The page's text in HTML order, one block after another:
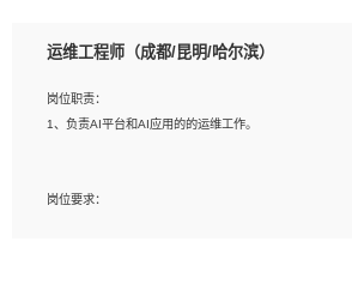
2、熟悉linux命令；
4、熟练使用oracle、mysql进行开发；
5、熟悉流程开发如使用activiti；
运维工程师（成都/昆明/哈尔滨）
岗位职责：
1、负责AI平台和AI应用的的运维工作。
岗位要求：